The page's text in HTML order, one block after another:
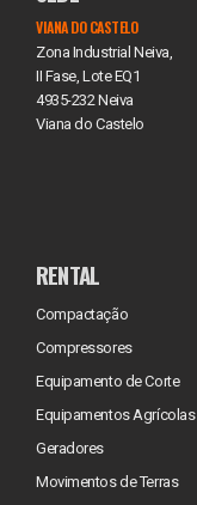
VIANA DO CASTELO
Zona Industrial Neiva,
II Fase, Lote EQ1
4935-232 Neiva
Viana do Castelo
RENTAL
Compactação
Compressores
Equipamento de Corte
Equipamentos Agrícolas
Geradores
Movimentos de Terras